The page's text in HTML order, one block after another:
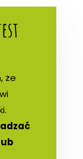
że